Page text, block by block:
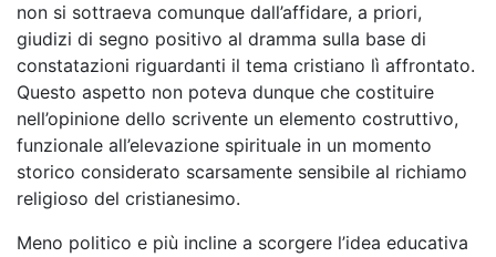
non si sottraeva comunque dall’affidare, a priori,
giudizi di segno positivo al dramma sulla base di
constatazioni riguardanti il tema cristiano lì affrontato.
Questo aspetto non poteva dunque che costituire
nell’opinione dello scrivente un elemento costruttivo,
funzionale all’elevazione spirituale in un momento
storico considerato scarsamente sensibile al richiamo
religioso del cristianesimo.
Meno politico e più incline a scorgere l’idea educativa